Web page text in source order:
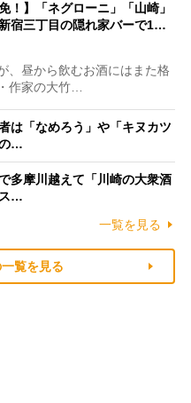
！】「ネグローニ」「山崎」
新宿三丁目の隠れ家バーで1…
昼から飲むお酒にはまた格
作家の大竹…
は「なめろう」や「キヌカツ
…
多摩川越えて「川崎の大衆酒
…
一覧を見る
覧を見る